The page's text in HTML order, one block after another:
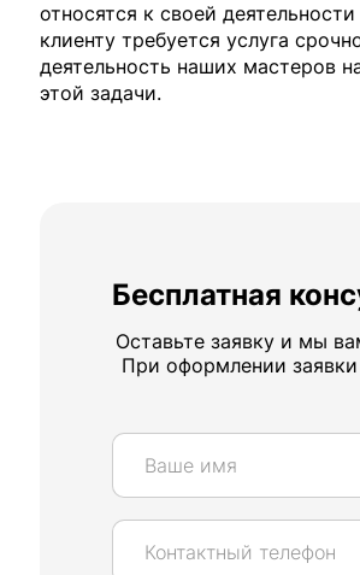
относятся к своей
клиенту требуется услуга
деятельность наших мастеров
этой задачи.
Бесплатная
Оставьте заявку и мы
При оформлении заявки